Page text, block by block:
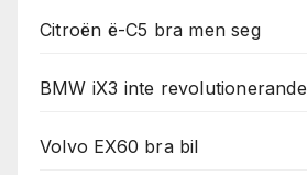
Citroën ë-C5 bra men seg
BMW iX3 inte revolutionerande
Volvo EX60 bra bil